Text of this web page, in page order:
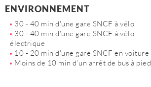
ENVIRONNEMENT
30 - 40 min d'une gare SNCF à vélo
30 - 40 min d'une gare SNCF à vélo
électrique
10 - 20 min d'une gare SNCF en voiture
Moins de 10 min d’un arrêt de bus à pied